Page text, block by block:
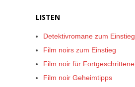
LISTEN
Detektivromane zum Einstieg
Film noirs zum Einstieg
Film noir für Fortgeschrittene
Film noir Geheimtipps